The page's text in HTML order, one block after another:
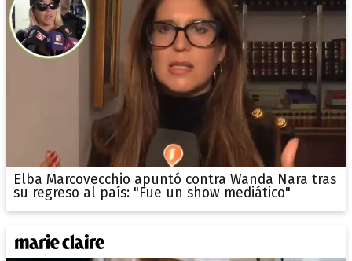
Elba Marcovecchio apuntó contra Wanda Nara tras
su regreso al país: "Fue un show mediático"